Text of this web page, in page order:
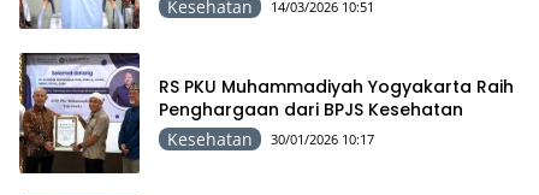
Kesehatan 14/03/2026 10:51
RS PKU Muhammadiyah Yogyakarta Raih
Penghargaan dari BPJS Kesehatan
Kesehatan 30/01/2026 10:17